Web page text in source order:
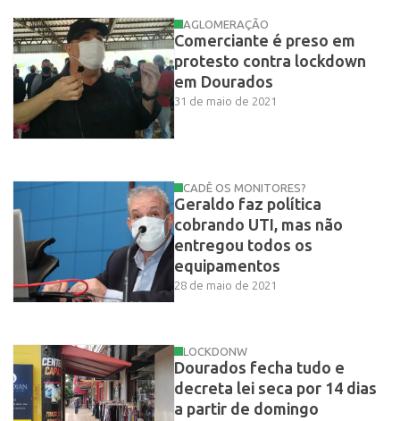
AGLOMERAÇÃO
Comerciante é preso em
protesto contra lockdown
em Dourados
31 de maio de 2021
CADÊ OS MONITORES?
Geraldo faz política
cobrando UTI, mas não
entregou todos os
equipamentos
28 de maio de 2021
LOCKDONW
Dourados fecha tudo e
decreta lei seca por 14 dias
a partir de domingo